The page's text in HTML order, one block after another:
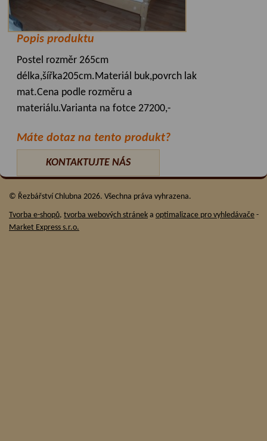
Popis produktu
Postel rozměr 265cm
délka,šířka205cm.Materiál buk,povrch lak
mat.Cena podle rozměru a
materiálu.Varianta na fotce 27200,-
Máte dotaz na tento produkt?
KONTAKTUJTE NÁS
© Řezbářství Chlubna 2026. Všechna práva vyhrazena.
Tvorba e-shopů, tvorba webových stránek a optimalizace pro vyhledávače -
Market Express s.r.o.